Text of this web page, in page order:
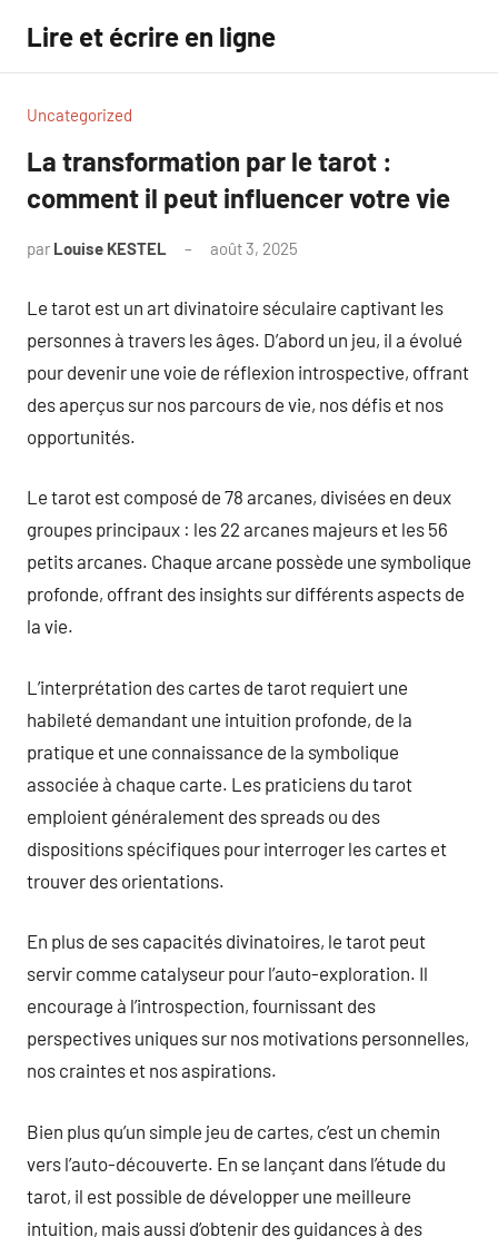
contenu
Lire et écrire en ligne
Uncategorized
La transformation par le tarot :
comment il peut influencer votre vie
par Louise KESTEL août 3, 2025
Le tarot est un art divinatoire séculaire captivant les
personnes à travers les âges. D’abord un jeu, il a évolué
pour devenir une voie de réflexion introspective, offrant
des aperçus sur nos parcours de vie, nos défis et nos
opportunités.
Le tarot est composé de 78 arcanes, divisées en deux
groupes principaux : les 22 arcanes majeurs et les 56
petits arcanes. Chaque arcane possède une symbolique
profonde, offrant des insights sur différents aspects de
la vie.
L’interprétation des cartes de tarot requiert une
habileté demandant une intuition profonde, de la
pratique et une connaissance de la symbolique
associée à chaque carte. Les praticiens du tarot
emploient généralement des spreads ou des
dispositions spécifiques pour interroger les cartes et
trouver des orientations.
En plus de ses capacités divinatoires, le tarot peut
servir comme catalyseur pour l’auto-exploration. Il
encourage à l’introspection, fournissant des
perspectives uniques sur nos motivations personnelles,
nos craintes et nos aspirations.
Bien plus qu’un simple jeu de cartes, c’est un chemin
vers l’auto-découverte. En se lançant dans l’étude du
tarot, il est possible de développer une meilleure
intuition, mais aussi d’obtenir des guidances à des